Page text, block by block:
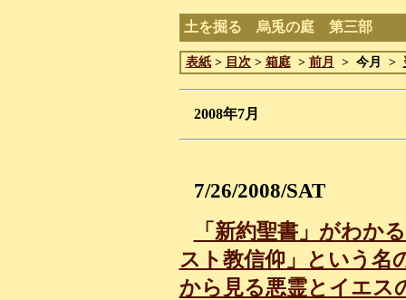
土を掘る 烏兎の庭 第三部
表紙> 目次 > 箱庭> 前月 > 今月 >
2008年7月
7/26/2008/SAT
「新約聖書」がわか
スト教信仰」という名
から見る悪霊とイエス